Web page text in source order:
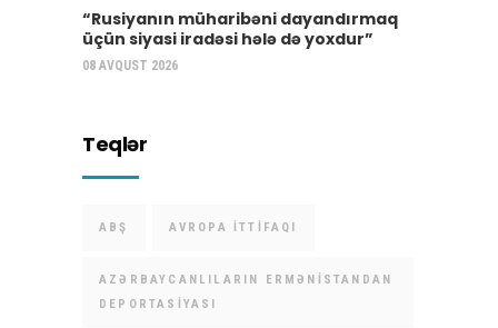
“Rusiyanın müharibəni dayandırmaq
üçün siyasi iradəsi hələ də yoxdur”
08 AVQUST 2026
Teqlər
ABŞ AVROPA İTTIFAQI
AZƏRBAYCANLILARIN ERMƏNISTANDAN
DEPORTASIYASI